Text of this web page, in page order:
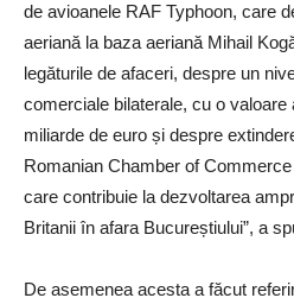
de avioanele RAF Typhoon, care
aeriană la baza aeriană Mihail
legăturile de afaceri, despre un
comerciale bilaterale, cu o
miliarde de euro și despre
Romanian Chamber of
care contribuie la dezvoltarea
Britanii în afara Bucureștiului”, a
De asemenea acesta a făcut